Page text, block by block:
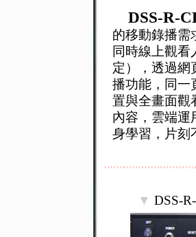
DSS-R-
的移動錄播需
同時線上觀看
定），透過網
播功能，同一
置與全畫面觀
內容，雲端運
身學習，片刻
▼ DSS-